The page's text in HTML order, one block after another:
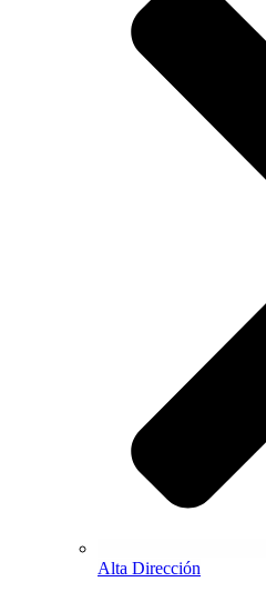
Alta Dirección